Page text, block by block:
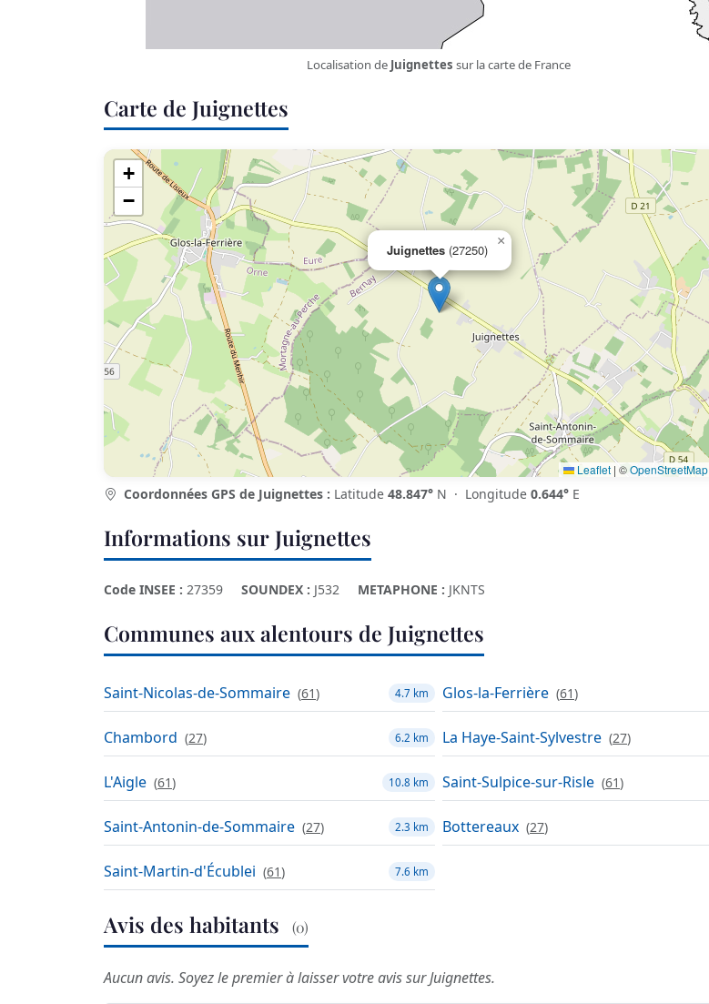
Localisation de Juignettes sur la carte de France
Carte de Juignettes
Juignettes (27250)
×
+
−
Leaflet | ©OpenStreetMap
Coordonnées GPS de Juignettes : Latitude 48.847° N · Longitude 0.644° E
Informations sur Juignettes
Code INSEE : 27359 SOUNDEX : J532 METAPHONE : JKNTS
Communes aux alentours de Juignettes
Saint-Nicolas-de-Sommaire (61) 4.7 km Glos-la-Ferrière (61)
Chambord (27) 6.2 km La Haye-Saint-Sylvestre (27)
L'Aigle (61) 10.8 km Saint-Sulpice-sur-Risle (61)
Saint-Antonin-de-Sommaire (27) 2.3 km Bottereaux (27)
Saint-Martin-d'Écublei (61) 7.6 km
Avis des habitants (0)
Aucun avis. Soyez le premier à laisser votre avis sur Juignettes.